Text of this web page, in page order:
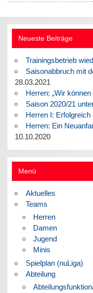
Neueste Beiträge
Trainingsbetrieb
Saisonabbruch mit
28.03.2021
Herren: „Wir
Saison 2020/21
Herren I: Erfolgreich
Herren: Ein
10.10.2020
Menü
Aktuelles
Teams
Herren
Damen
Jugend
Minis
Spielplan (nuLiga)
Abteilung